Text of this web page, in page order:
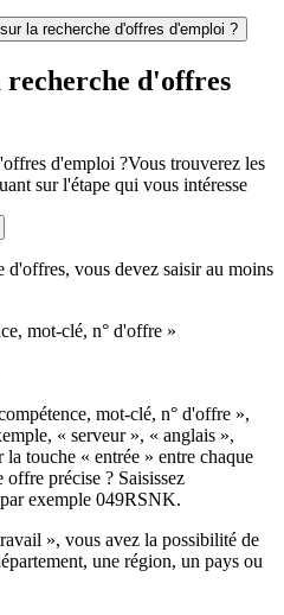
la recherche d'offres d'emploi ?
recherche d'offres
d'emploi ?Vous trouverez les
sur l'étape qui vous intéresse
d'offres, vous devez saisir au moins
mot-clé, n° d'offre »
mot-clé, n° d'offre »,
« serveur », « anglais »,
la touche « entrée » entre chaque
précise ? Saisissez
exemple 049RSNK.
», vous avez la possibilité de
une région, un pays ou